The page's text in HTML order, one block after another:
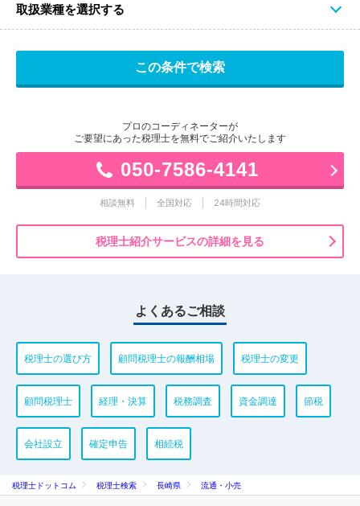
取扱業種を選択する
プロのコーディネーターが
ご要望にあった税理士を無料でご紹介いたします
050-7586-4141
相談無料 全国対応 24時間対応
税理士紹介サービスの詳細を見る
よくあるご相談
税理士の選び方 顧問税理士の報酬相場 税理士の変更
顧問税理士 経理・決算 税務調査 資金調達 節税
会社設立 確定申告 相続税
税理士ドットコム 税理士検索 長崎県 流通・小売